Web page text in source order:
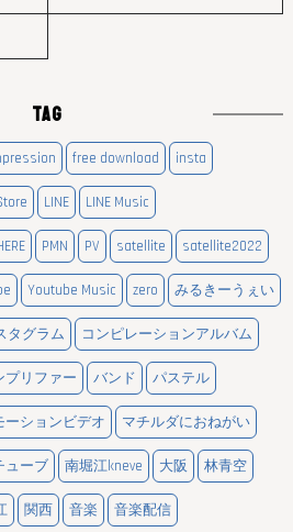
TAG
free download insta
LINE LINE Music
PMN PV satellite satellite2022
Youtube Music zero みるきーうぇい
タグラム コンピレーションアルバム
プリファー バンド パステル
ーションビデオ マチルダにおねがい
ューブ 南堀江kneve 大阪 林青空
関西 音楽 音楽配信